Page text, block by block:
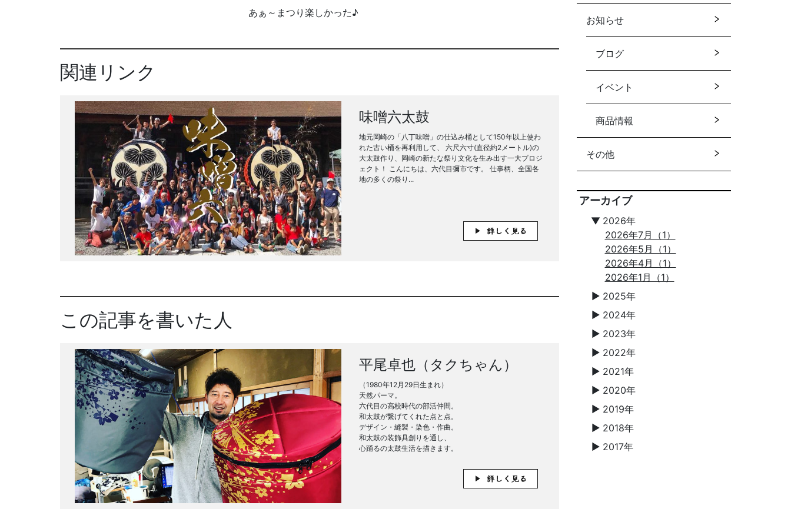
あぁ～まつり楽しかった♪
関連リンク
味噌六太鼓
地元岡崎の「八丁味噌」の仕込み桶として150年以上使わ
れた古い桶を再利用して、 六尺六寸(直径約2メートル)の
大太鼓作り、岡崎の新たな祭り文化を生み出す一大プロジ
ェクト！ こんにちは、六代目彌市です。 仕事柄、全国各
地の多くの祭り...
この記事を書いた人
平尾卓也（タクちゃん）
（1980年12月29日生まれ）
天然パーマ。
六代目の高校時代の部活仲間。
和太鼓が繋げてくれた点と点。
デザイン・縫製・染色・作曲。
和太鼓の装飾具創りを通し、
心踊るの太鼓生活を描きます。
お知らせ
ブログ
イベント
商品情報
その他
アーカイブ
▼ 2026年
2026年7月（1）
2026年5月（1）
2026年4月（1）
2026年1月（1）
▼ 2025年
▼ 2024年
▼ 2023年
▼ 2022年
▼ 2021年
▼ 2020年
▼ 2019年
▼ 2018年
▼ 2017年